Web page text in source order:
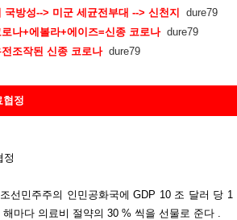
국방성--> 미군 세균전부대 --> 신천지 dure79
로나+에볼라+에이즈=신종 코로나 dure79
전조작된 신종 코로나 dure79
협정
정
선민주주의 인민공화국에 GDP 10 조 달러 당
해마다 의료비 절약의 30 % 씩을 선물로 준다 .